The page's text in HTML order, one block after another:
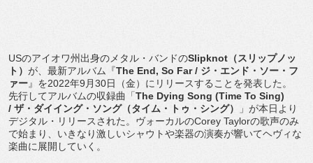
USのアイオワ州出身のメタル・バンドのSlipknot （スリップノッ
ト） が、最新アルバム『The End, So Far / ジ・エンド・ソー・フ
ァー』を2022年9月30日（金） にリリースすることを発表した。
先行してアルバムの収録曲「The Dying Song (Time To Sing)
/ ザ・ ダイイング・ソング（タイム・トゥ・シング） 」 が本日より
デジタル・リリースされた。ヴォーカルのCorey Taylorの歌声のみ
で始まり、 いきなり激しいシャウトや楽器の演奏が響いてヘヴィな
楽曲に展開 していく。